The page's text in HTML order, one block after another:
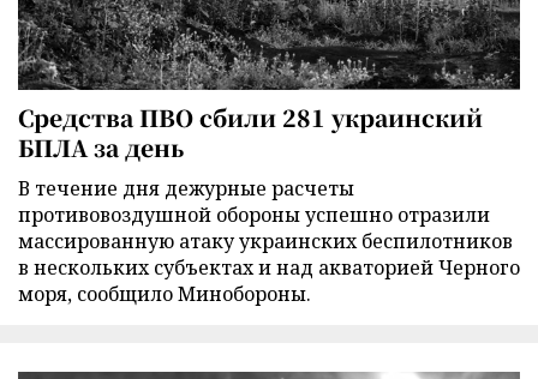
Средства ПВО сбили 281 украинский
БПЛА за день
В течение дня дежурные расчеты
противовоздушной обороны успешно отразили
массированную атаку украинских беспилотников
в нескольких субъектах и над акваторией Черного
моря, сообщило Минобороны.